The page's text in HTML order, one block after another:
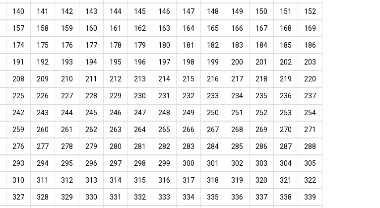
140 141 142 143 144 145 146 147 148 149 150 151 152
157 158 159 160 161 162 163 164 165 166 167 168 169
174 175 176 177 178 179 180 181 182 183 184 185 186
191 192 193 194 195 196 197 198 199 200 201 202 203
208 209 210 211 212 213 214 215 216 217 218 219 220
225 226 227 228 229 230 231 232 233 234 235 236 237
242 243 244 245 246 247 248 249 250 251 252 253 254
259 260 261 262 263 264 265 266 267 268 269 270 271
276 277 278 279 280 281 282 283 284 285 286 287 288
293 294 295 296 297 298 299 300 301 302 303 304 305
310 311 312 313 314 315 316 317 318 319 320 321 322
327 328 329 330 331 332 333 334 335 336 337 338 339